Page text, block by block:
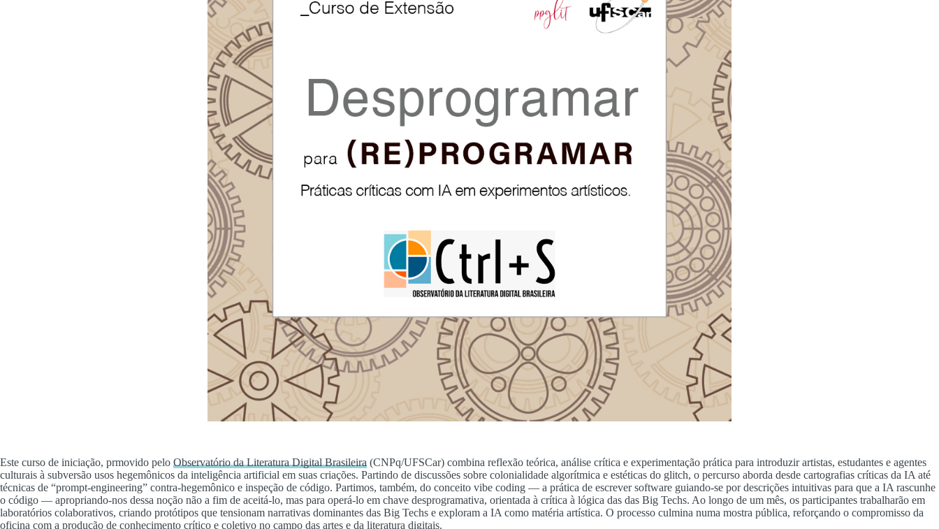
Este curso de iniciação, prmovido pelo Observatório da Literatura Digital Brasileira (CNPq/UFSCar) combina reflexão teórica, análise crítica e experimentação prática para introduzir artistas, estudantes e agentes
culturais à subversão usos hegemônicos da inteligência artificial em suas criações. Partindo de discussões sobre colonialidade algorítmica e estéticas do glitch, o percurso aborda desde cartografias críticas da IA até
técnicas de “prompt-engineering” contra-hegemônico e inspeção de código. Partimos, também, do conceito vibe coding — a prática de escrever software guiando-se por descrições intuitivas para que a IA rascunhe
o código — apropriando-nos dessa noção não a fim de aceitá-lo, mas para operá-lo em chave desprogramativa, orientada à crítica à lógica das das Big Techs. Ao longo de um mês, os participantes trabalharão em
laboratórios colaborativos, criando protótipos que tensionam narrativas dominantes das Big Techs e exploram a IA como matéria artística. O processo culmina numa mostra pública, reforçando o compromisso da
oficina com a produção de conhecimento crítico e coletivo no campo das artes e da literatura digitais.